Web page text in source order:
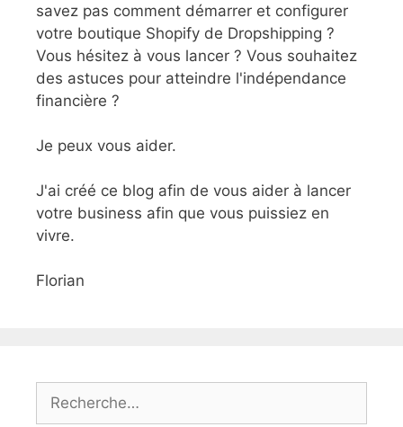
savez pas comment démarrer et configurer
votre boutique Shopify de Dropshipping ?
Vous hésitez à vous lancer ? Vous souhaitez
des astuces pour atteindre l'indépendance
financière ?
Je peux vous aider.
J'ai créé ce blog afin de vous aider à lancer
votre business afin que vous puissiez en
vivre.
Florian